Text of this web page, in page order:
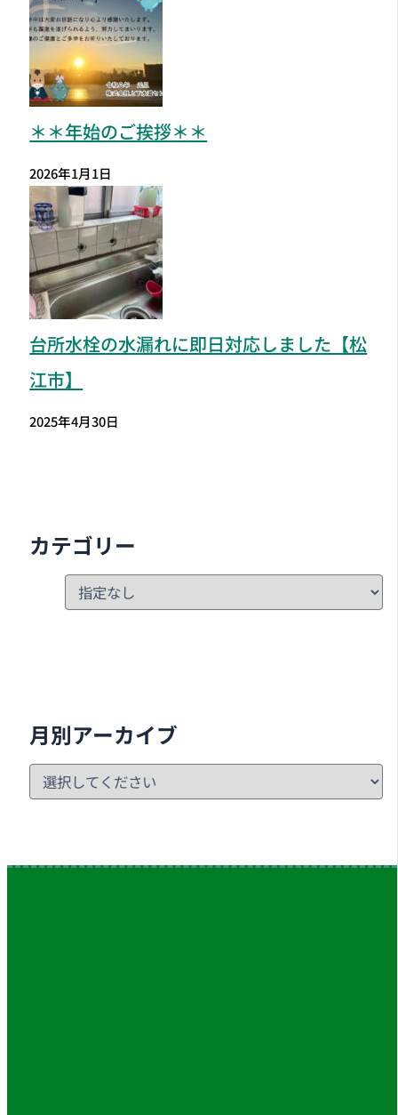
＊＊年始のご挨拶＊＊
2026年1月1日
台所水栓の水漏れに即日対応しました【松
江市】
2025年4月30日
カテゴリー
月別アーカイブ